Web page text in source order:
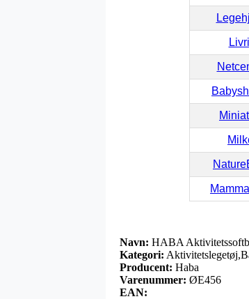
Navn: HABA
Kategori:
Producent: Haba
Varenummer: ØE456
EAN: